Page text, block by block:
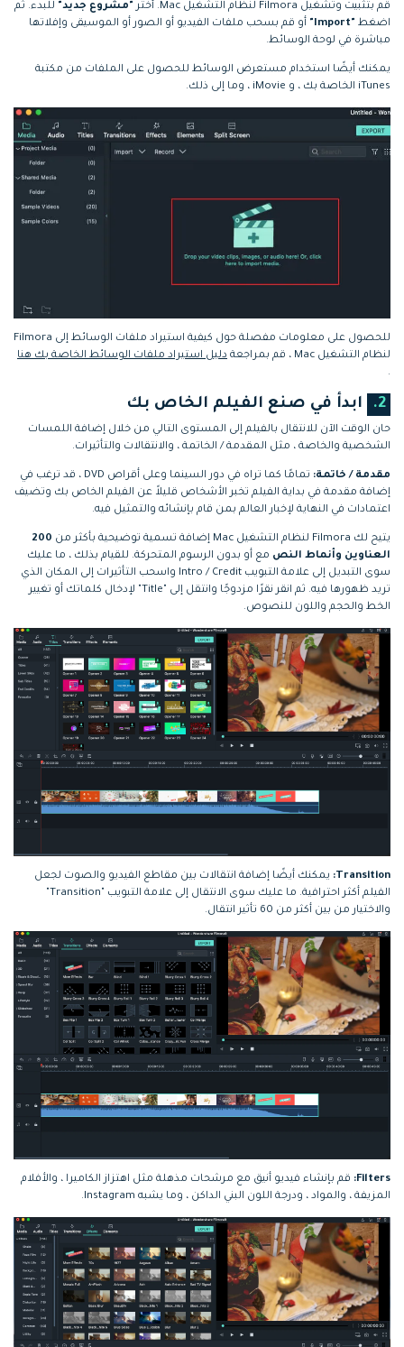
قم بتثبيت وتشغيل Filmora لنظام التشغيل Mac. أختر "مشروع جديد" للبدء. ثم
اضغط "Import"
أو قم بسحب ملفات الفيديو أو الصور أو الموسيقى وإفلاتها
مباشرة في لوحة الوسائط.
يمكنك أيضًا استخدام مستعرض الوسائط للحصول على الملفات من مكتبة
iTunes الخاصة بك ، و iMovie ، وما إلى ذلك.
للحصول على معلومات مفصلة حول كيفية استيراد ملفات الوسائط إلى Filmora
لنظام التشغيل Mac ، قم بمراجعة
دليل استيراد ملفات الوسائط الخاصة بك هنا
.
2. ابدأ في صنع الفيلم الخاص بك
حان الوقت الآن للانتقال بالفيلم إلى المستوى التالي من خلال إضافة اللمسات
الشخصية والخاصة ، مثل المقدمة / الخاتمة ، والانتقالات والتأثيرات.
مقدمة / خاتمة:
تمامًا كما تراه في دور السينما وعلى أقراص DVD ، قد ترغب في
إضافة مقدمة في بداية الفيلم تخبر الأشخاص قليلاً عن الفيلم الخاص بك وتضيف
اعتمادات في النهاية لإخبار العالم بمن قام بإنشائه والتمثيل فيه.
يتيح لك Filmora لنظام التشغيل Mac إضافة تسمية توضيحية بأكثر من
200
العناوين وأنماط النص مع أو بدون الرسوم المتحركة. للقيام بذلك ، ما عليك
سوى التبديل إلى علامة التبويب Intro / Credit واسحب التأثيرات إلى المكان الذي
تريد ظهورها فيه. ثم انقر نقرًا مزدوجًا وانتقل إلى "Title" لإدخال كلماتك أو تغيير
الخط والحجم واللون للنصوص.
Transition:
يمكنك أيضًا إضافة انتقالات بين مقاطع الفيديو والصوت لجعل
الفيلم أكثر احترافية. ما عليك سوى الانتقال إلى علامة التبويب "Transition"
والاختيار من بين أكثر من 60 تأثير انتقال.
Filters:
قم بإنشاء فيديو أنيق مع مرشحات مذهلة مثل اهتزاز الكاميرا ، والأفلام
المزيفة ، والمواد ، ودرجة اللون البني الداكن ، وما يشبه Instagram.